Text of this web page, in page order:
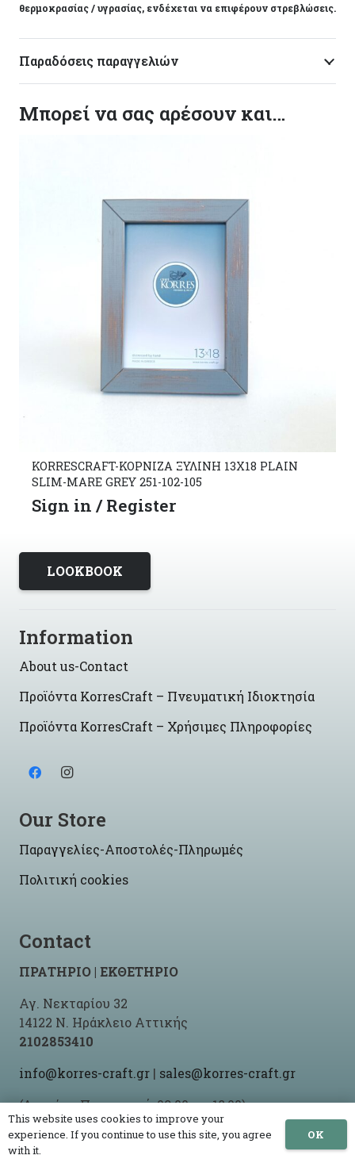
κατασκευής του. Made in Greece, by Korres Craft
θερμοκρασίας / υγρασίας, ενδέχεται να επιφέρουν στρεβλώσεις.
Παραδόσεις παραγγελιών
Μπορεί να σας αρέσουν και…
KORRESCRAFT-ΚΟΡΝΙΖΑ ΞΥΛΙΝΗ 13X18 PLAIN
SLIM-MARE GREY 251-102-105
Sign in / Register
LOOKBOOK
Information
About us-Contact
Προϊόντα KorresCraft – Πνευματική Ιδιοκτησία
Προϊόντα KorresCraft – Χρήσιμες Πληροφορίες
Our Store
Παραγγελίες-Αποστολές-Πληρωμές
Πολιτική cookies
Contact
ΠΡΑΤΗΡΙΟ | ΕΚΘΕΤΗΡΙΟ
Αγ. Νεκταρίου 32
14122 Ν. Ηράκλειο Αττικής
2102853410
info@korres-craft.gr | sales@korres-craft.gr
(Δευτέρα-Παρασκευή: 09:00 ως 18:00)
Site-Up
This website uses cookies to improve your
experience. If you continue to use this site, you agree
with it.
OK